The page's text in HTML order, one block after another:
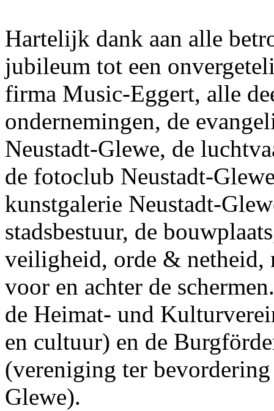
Hartelijk dank aan alle
jubileum tot een
firma Music-Eggert, alle
ondernemingen, de
Neustadt-Glewe, de
de fotoclub Neustadt-
kunstgalerie Neustadt-
stadsbestuur, de
veiligheid, orde & netheid,
voor en achter de
de Heimat- und
en cultuur) en de
(vereniging ter
Glewe).